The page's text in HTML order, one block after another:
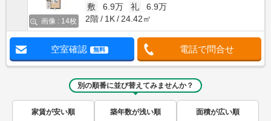
画像 : 14枚
敷
6.9万 礼
6.9万
2階
1K 24.42㎡
空室確認 無料 電話で問合せ
別の順番に並び替えてみませんか？
家賃が安い順 築年数が浅い順 面積が広い順